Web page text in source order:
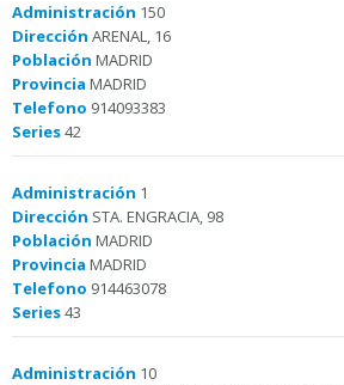
Administración 150
Dirección ARENAL, 16
Población MADRID
Provincia MADRID
Telefono 914093383
Series42
Administración 1
Dirección STA. ENGRACIA, 98
Población MADRID
Provincia MADRID
Telefono 914463078
Series43
Administración 10